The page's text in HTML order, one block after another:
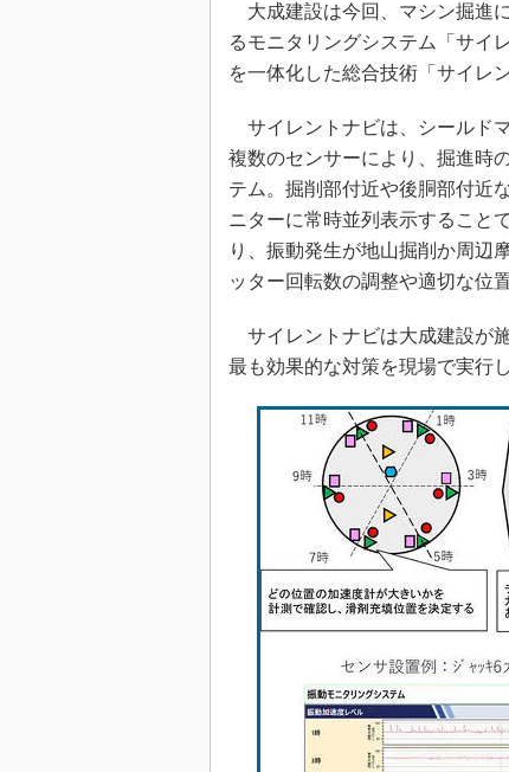
大成建設は今回、マシン掘進
るモニタリングシステム「サイ
を一体化した総合技術「サイレ
サイレントナビは、シールド
複数のセンサーにより、掘進時
テム。掘削部付近や後胴部付近
ニターに常時並列表示すること
り、振動発生が地山掘削か周辺
ッター回転数の調整や適切な位
サイレントナビは大成建設が
最も効果的な対策を現場で実行し